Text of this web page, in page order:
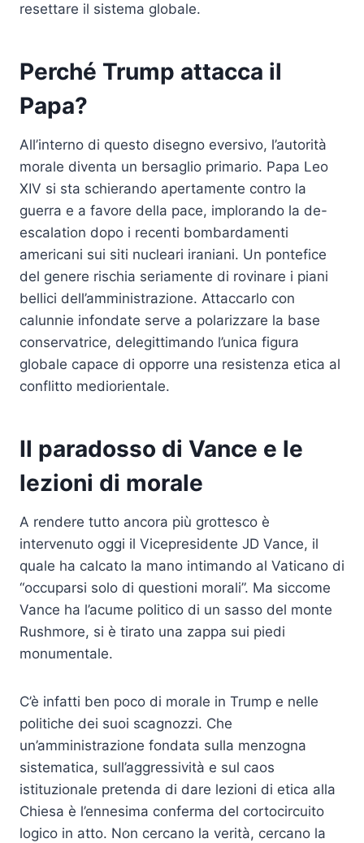
resettare il sistema globale.
Perché Trump attacca il
Papa?
All’interno di questo disegno eversivo, l’autorità
morale diventa un bersaglio primario. Papa Leo
XIV si sta schierando apertamente contro la
guerra e a favore della pace, implorando la de-
escalation dopo i recenti bombardamenti
americani sui siti nucleari iraniani. Un pontefice
del genere rischia seriamente di rovinare i piani
bellici dell’amministrazione. Attaccarlo con
calunnie infondate serve a polarizzare la base
conservatrice, delegittimando l’unica figura
globale capace di opporre una resistenza etica al
conflitto mediorientale.
Il paradosso di Vance e le
lezioni di morale
A rendere tutto ancora più grottesco è
intervenuto oggi il Vicepresidente JD Vance, il
quale ha calcato la mano intimando al Vaticano di
“occuparsi solo di questioni morali”. Ma siccome
Vance ha l’acume politico di un sasso del monte
Rushmore, si è tirato una zappa sui piedi
monumentale.
C’è infatti ben poco di morale in Trump e nelle
politiche dei suoi scagnozzi. Che
un’amministrazione fondata sulla menzogna
sistematica, sull’aggressività e sul caos
istituzionale pretenda di dare lezioni di etica alla
Chiesa è l’ennesima conferma del cortocircuito
logico in atto. Non cercano la verità, cercano la